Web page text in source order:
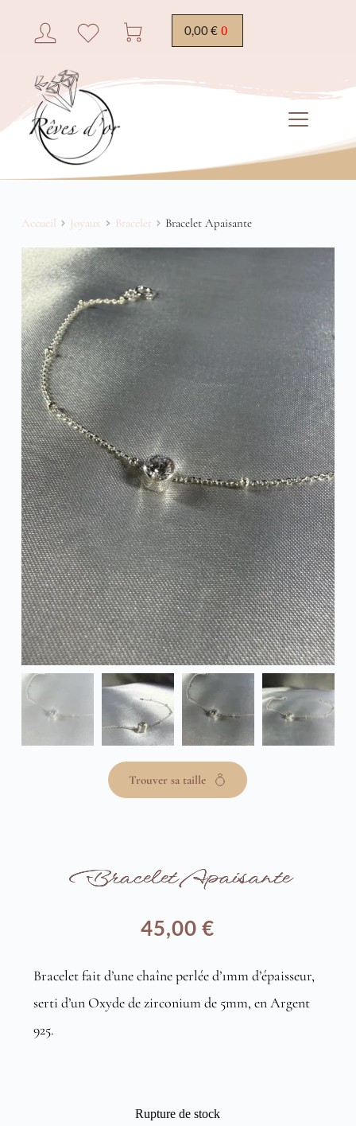
0,00€
Accueil Joyaux Bracelet Bracelet Apaisante
Trouver sa taille
Bracelet Apaisante
45,00€
Bracelet fait d’une chaîne perlée d’1mm d’épaisseur,
serti d’un Oxyde de zirconium de 5mm, en Argent
925.
Rupture de stock